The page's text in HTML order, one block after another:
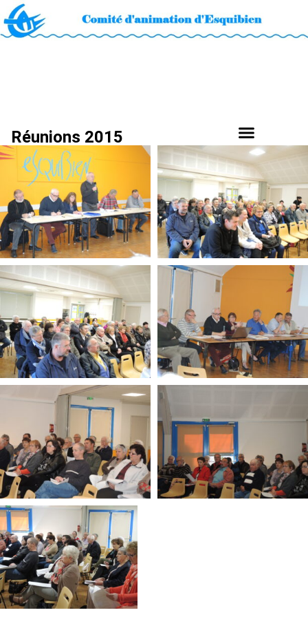
Réunions 2015